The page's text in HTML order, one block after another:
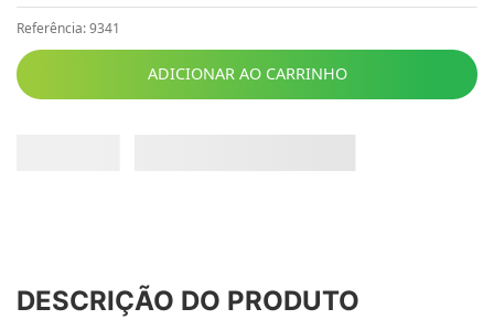
Referência:9341
ADICIONAR AO CARRINHO
DESCRIÇÃO DO PRODUTO